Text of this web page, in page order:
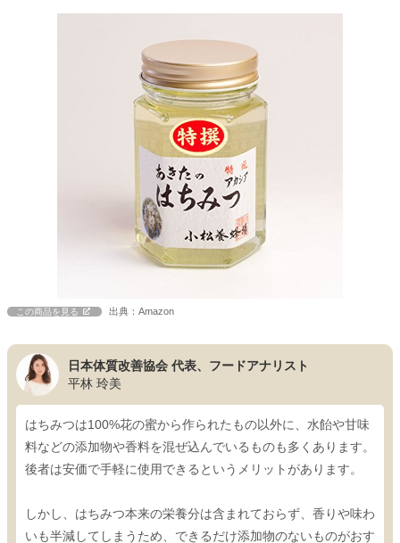
この商品を見る 出典：Amazon
日本体質改善協会 代表、フードアナリスト
平林 玲美
はちみつは100%花の蜜から作られたもの以外に、水飴や甘味
料などの添加物や香料を混ぜ込んでいるものも多くあります。
後者は安価で手軽に使用できるというメリットがあります。
しかし、はちみつ本来の栄養分は含まれておらず、香りや味わ
いも半減してしまうため、できるだけ添加物のないものがおす